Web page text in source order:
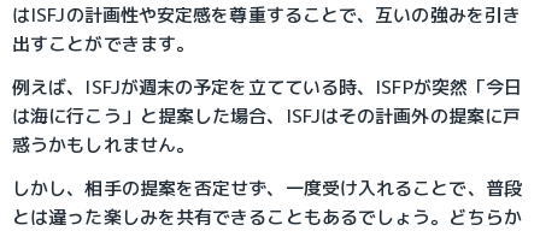
はISFJの計画性や安定感を尊重することで、互いの強みを引き
出すことができます。
例えば、ISFJが週末の予定を立てている時、ISFPが突然「今日
は海に行こう」と提案した場合、ISFJはその計画外の提案に戸
惑うかもしれません。
しかし、相手の提案を否定せず、一度受け入れることで、普段
とは違った楽しみを共有できることもあるでしょう。どちらか